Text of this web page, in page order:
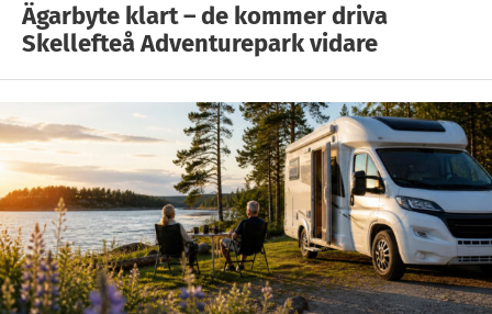
Ägarbyte klart – de kommer driva
Skellefteå Adventurepark vidare